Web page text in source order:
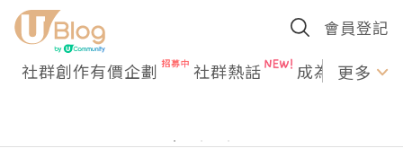
會員登記
社群創作有價企劃 社群熱話 成為U更多